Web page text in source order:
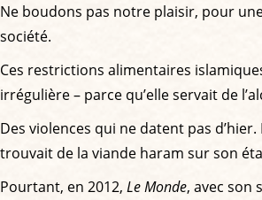
Ne boudons pas notre plaisir, pour
société.
Ces restrictions alimentaires
irrégulière – parce qu’elle servait de
Des violences qui ne datent pas
trouvait de la viande haram sur son
Pourtant, en 2012, Le Monde, avec son